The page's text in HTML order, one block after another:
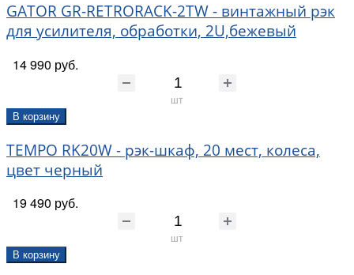
GATOR GR-RETRORACK-2TW - винтажный рэк
для усилителя, обработки, 2U,бежевый
14 990 руб.
шт
В корзину
TEMPO RK20W - рэк-шкаф, 20 мест, колеса,
цвет черный
19 490 руб.
шт
В корзину